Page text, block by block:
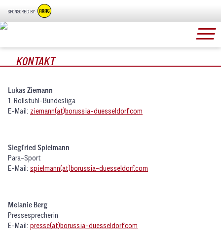
SPONSORED BY:
KONTAKT
Lukas Ziemann
1. Rollstuhl-Bundesliga
E-Mail: ziemann(at)borussia-duesseldorf.com
Siegfried Spielmann
Para-Sport
E-Mail: spielmann(at)borussia-duesseldorf.com
Melanie Berg
Pressesprecherin
E-Mail: presse(at)borussia-duesseldorf.com